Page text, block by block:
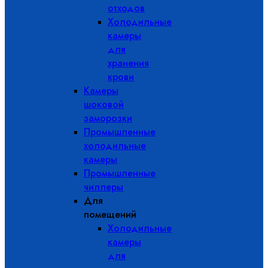
отходов
Холодильные
камеры
для
хранения
крови
Камеры
шоковой
заморозки
Промышленные
холодильные
камеры
Промышленные
чиллеры
Для
помещений
Холодильные
камеры
для